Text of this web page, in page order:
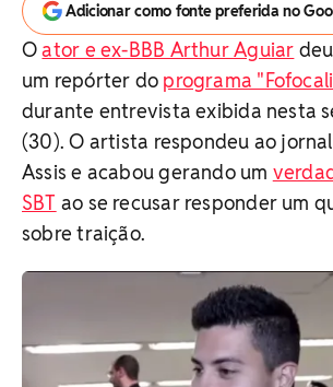
Adicionar como fonte preferida no
Oator e ex-BBB Arthur Aguiar
um repórter do programa
durante entrevista exibida nesta
(30). O artista respondeu ao
Assis e acabou gerando um
SBT ao se recusar responder um
sobre traição.